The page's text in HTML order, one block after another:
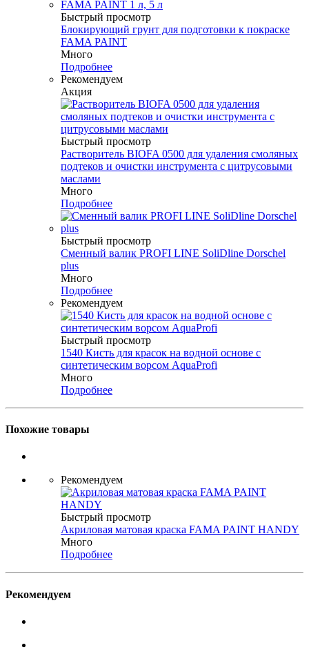
Быстрый просмотр
Блокирующий грунт для подготовки к покраске
FAMA PAINT
Много
Подробнее
Рекомендуем
Акция
Быстрый просмотр
Растворитель BIOFA 0500 для удаления смоляных
подтеков и очистки инструмента с цитрусовыми
маслами
Много
Подробнее
Быстрый просмотр
Сменный валик PROFI LINE SoliDline Dorschel
plus
Много
Подробнее
Рекомендуем
Быстрый просмотр
1540 Кисть для красок на водной основе с
синтетическим ворсом AquaProfi
Много
Подробнее
Похожие товары
Рекомендуем
Быстрый просмотр
Акриловая матовая краска FAMA PAINT HANDY
Много
Подробнее
Рекомендуем